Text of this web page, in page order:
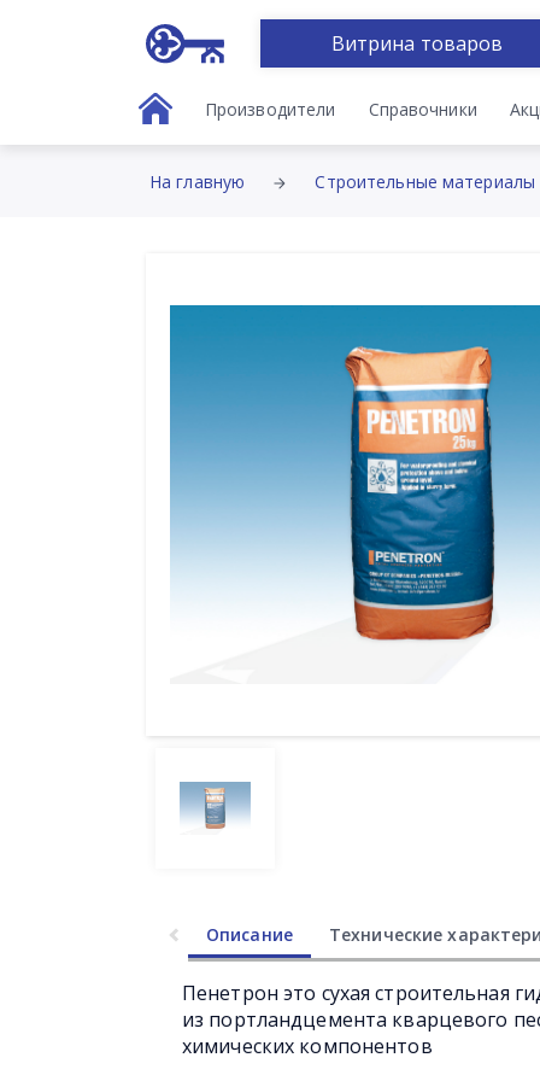
Витрина товаров
Производители Справочники
На главную Строительные материалы
Описание Технические
Пенетрон это сухая строительная
из портландцемента кварцевого
химических компонентов